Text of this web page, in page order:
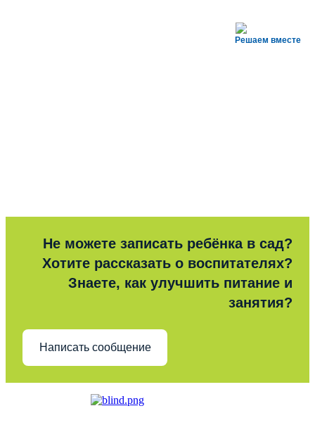
Решаем вместе
Не можете записать ребёнка в сад?
Хотите рассказать о воспитателях?
Знаете, как улучшить питание и
занятия?
Написать сообщение